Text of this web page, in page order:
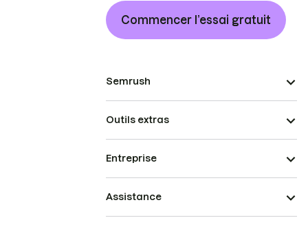
Commencer l’essai gratuit
Semrush
Outils extras
Entreprise
Assistance